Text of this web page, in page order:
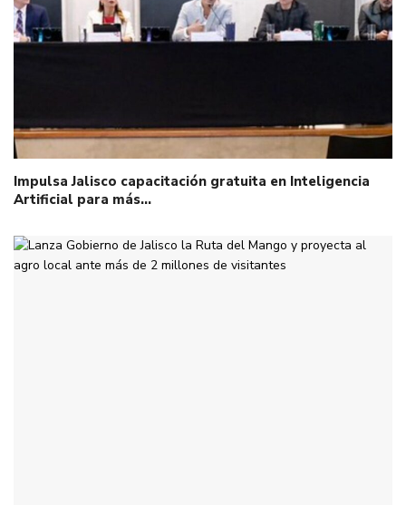
Impulsa Jalisco capacitación gratuita en Inteligencia
Artificial para más…